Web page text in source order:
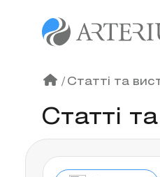
/ Статті та
Статті